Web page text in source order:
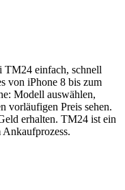
TM24 einfach, schnell
von iPhone 8 bis zum
Modell auswählen,
vorläufigen Preis sehen.
erhalten. TM24 ist ein
Ankaufprozess.